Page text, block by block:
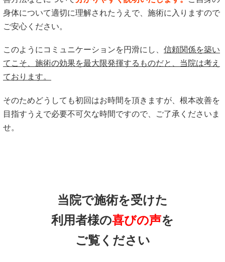
身体について適切に理解されたうえで、施術に入りますので
ご安心ください。
このようにコミュニケーションを円滑にし、 信頼関係を築い
てこそ、施術の効果を最大限発揮するものだと、当院は考え
ております。
そのためどうしても初回はお時間を頂きますが、根本改善を
目指すうえで必要不可欠な時間ですので、ご了承くださいま
せ。
当院で施術を受けた
利用者様の喜びの声を
ご覧ください